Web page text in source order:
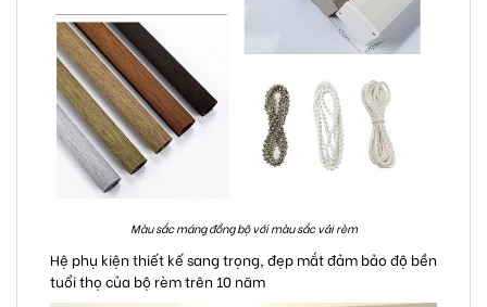
Màu sắc máng đồng bộ với màu sắc vải rèm
Hệ phụ kiện thiết kế sang trọng, đẹp mắt đảm bảo độ bền
tuổi thọ của bộ rèm trên 10 năm